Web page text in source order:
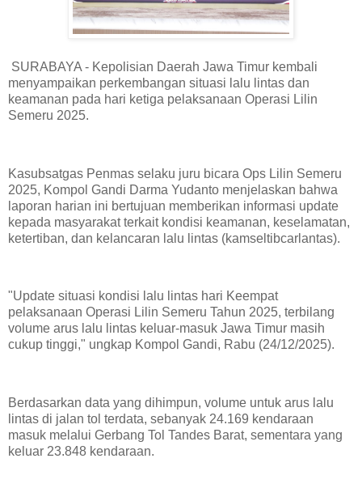
SURABAYA - Kepolisian Daerah Jawa Timur kembali
menyampaikan perkembangan situasi lalu lintas dan
keamanan pada hari ketiga pelaksanaan Operasi Lilin
Semeru 2025.
Kasubsatgas Penmas selaku juru bicara Ops Lilin Semeru
2025, Kompol Gandi Darma Yudanto menjelaskan bahwa
laporan harian ini bertujuan memberikan informasi update
kepada masyarakat terkait kondisi keamanan, keselamatan,
ketertiban, dan kelancaran lalu lintas (kamseltibcarlantas).
"Update situasi kondisi lalu lintas hari Keempat
pelaksanaan Operasi Lilin Semeru Tahun 2025, terbilang
volume arus lalu lintas keluar-masuk Jawa Timur masih
cukup tinggi," ungkap Kompol Gandi, Rabu (24/12/2025).
Berdasarkan data yang dihimpun, volume untuk arus lalu
lintas di jalan tol terdata, sebanyak 24.169 kendaraan
masuk melalui Gerbang Tol Tandes Barat, sementara yang
keluar 23.848 kendaraan.